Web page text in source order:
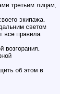
третьим лицам,
экипажа.
светом
все правила
возгорания.
об этом в